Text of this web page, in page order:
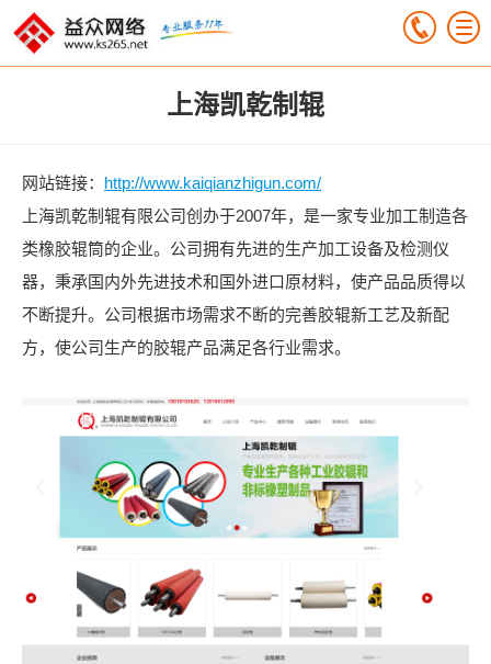
上海凯乾制辊
网站链接： http://www.kaiqianzhigun.com/
上海凯乾制辊有限公司创办于2007年，是一家专业加工制造各
类橡胶辊筒的企业。公司拥有先进的生产加工设备及检测仪
器，秉承国内外先进技术和国外进口原材料，使产品品质得以
不断提升。公司根据市场需求不断的完善胶辊新工艺及新配
方，使公司生产的胶辊产品满足各行业需求。